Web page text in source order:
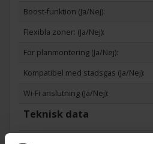
Boost-funktion (Ja/Nej):
Flexibla zoner: (Ja/Nej):
För planmontering (Ja/Nej):
Kompatibel med stadsgas (Ja/Nej):
Wi-Fi anslutning (Ja/Nej):
Teknisk data